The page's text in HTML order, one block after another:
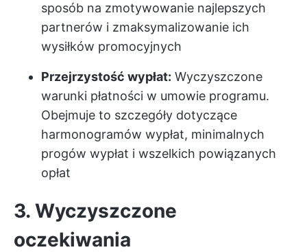
sposób na zmotywowanie najlepszych
partnerów i zmaksymalizowanie ich
wysiłków promocyjnych
Przejrzystość wypłat: Wyczyszczone
warunki płatności w umowie programu.
Obejmuje to szczegóły dotyczące
harmonogramów wypłat, minimalnych
progów wypłat i wszelkich powiązanych
opłat
3. Wyczyszczone
oczekiwania